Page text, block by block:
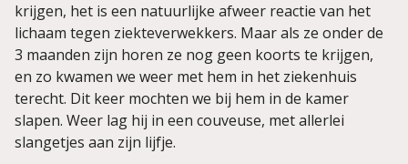
krijgen, het is een natuurlijke afweer reactie van het
lichaam tegen ziekteverwekkers. Maar als ze onder de
3 maanden zijn horen ze nog geen koorts te krijgen,
en zo kwamen we weer met hem in het ziekenhuis
terecht. Dit keer mochten we bij hem in de kamer
slapen. Weer lag hij in een couveuse, met allerlei
slangetjes aan zijn lijfje.